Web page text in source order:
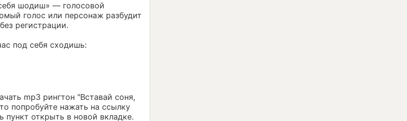
шодиш» — голосовой
голос или персонаж разбудит
регистрации.
под себя сходишь:
mp3 рингтон "Вставай соня,
попробуйте нажать на ссылку
открыть в новой вкладке.